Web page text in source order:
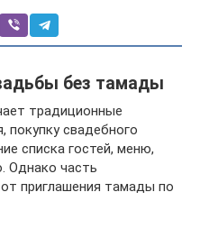
без тамады
традиционные
покупку свадебного
списка гостей, меню,
Однако часть
приглашения тамады по